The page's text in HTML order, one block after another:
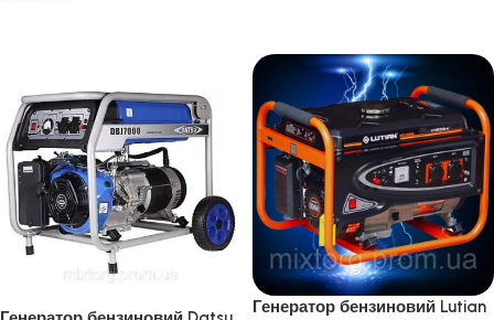
Генератор бензиновий Lutian